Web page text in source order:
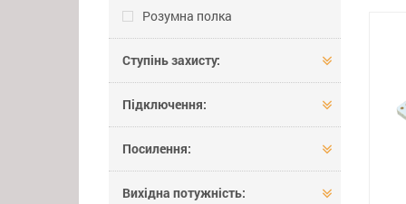
Розумна полка
Ступінь захисту:
Підключення:
Посилення:
Вихідна потужність: